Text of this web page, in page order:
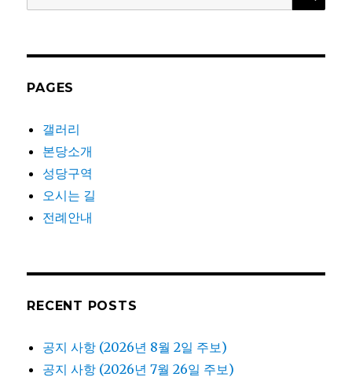
for:
PAGES
갤러리
본당소개
성당구역
오시는 길
전례안내
RECENT POSTS
공지 사항 (2026년 8월 2일 주보)
공지 사항 (2026년 7월 26일 주보)